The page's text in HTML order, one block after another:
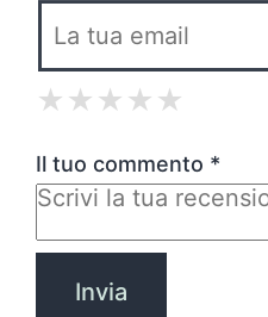
★
★ ★
★ ★ ★
★ ★ ★ ★
★ ★ ★ ★ ★
Il tuo commento *